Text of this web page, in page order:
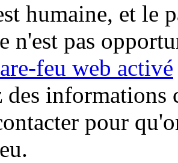
humaine, et le
n'est pas
feu web activé
des informations
pour